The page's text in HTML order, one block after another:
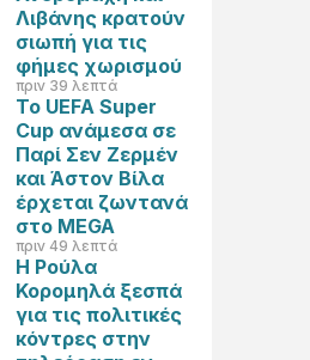
Λιβάνης κρατούν
σιωπή για τις
φήμες χωρισμού
πριν 39 λεπτά
Το UEFA Super
Cup ανάμεσα σε
Παρί Σεν Ζερμέν
και Άστον Βίλα
έρχεται ζωντανά
στο MEGA
πριν 49 λεπτά
Η Ρούλα
Κορομηλά ξεσπά
για τις πολιτικές
κόντρες στην